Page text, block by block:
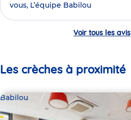
vous, L’équipe Babilou
Voir tous les avis
Les crèches à proximité
Babilou